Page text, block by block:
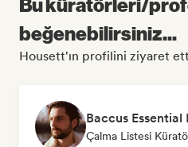
beğenebilirsiniz...
Housett'ın profilini ziyaret
Baccus Essential
Çalma Listesi